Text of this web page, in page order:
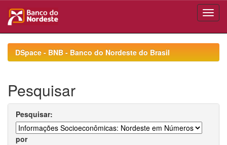
navigationDSpace - BNB - Banco do Nordeste do Brasil
Pesquisar
Pesquisar:
por